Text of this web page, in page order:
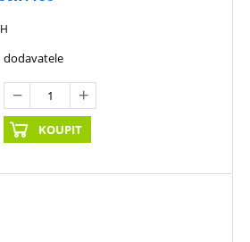
dodavatele
KOUPIT